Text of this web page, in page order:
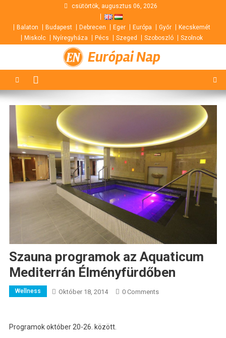
content
csütörtök, augusztus 06, 2026
Balaton Budapest Debrecen Eger Európa Győr
Kecskemét
Miskolc
Nyíregyháza Pécs Szeged Szoboszló Szolnok
Európai Nap
Szauna programok az Aquaticum
Mediterrán Élményfürdőben
Wellness Október 18, 2014 0 Comments
Programok október 20-26. között.